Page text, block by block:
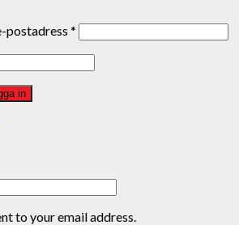
postadress *
in
to your email address.